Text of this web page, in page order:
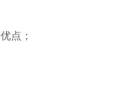
点；